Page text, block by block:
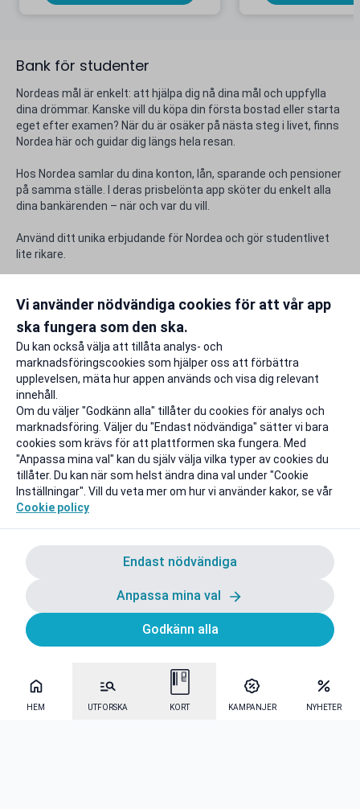
HEM UTFORSKA KORT KAMPANJER NYHETER
Bank för studenter
Nordeas mål är enkelt: att hjälpa dig nå dina mål och uppfylla
dina drömmar. Kanske vill du köpa din första bostad eller starta
eget efter examen? När du är osäker på nästa steg i livet, finns
Nordea här och guidar dig längs hela resan.
Hos Nordea samlar du dina konton, lån, sparande och pensioner
på samma ställe. I deras prisbelönta app sköter du enkelt alla
dina bankärenden – när och var du vill.
Använd ditt unika erbjudande för Nordea och gör studentlivet
lite rikare.
Rabattfakta
Rapportera ett problem
Vi använder nödvändiga cookies för att vår app
ska fungera som den ska.
Du kan också välja att tillåta analys- och
marknadsföringscookies som hjälper oss att förbättra
upplevelsen, mäta hur appen används och visa dig relevant
innehåll.
Om du väljer "Godkänn alla" tillåter du cookies för analys och
marknadsföring. Väljer du "Endast nödvändiga" sätter vi bara
cookies som krävs för att plattformen ska fungera. Med
"Anpassa mina val" kan du själv välja vilka typer av cookies du
tillåter. Du kan när som helst ändra dina val under "Cookie
Inställningar". Vill du veta mer om hur vi använder kakor, se vår
Cookie policy
Endast nödvändiga
Anpassa mina val
Godkänn alla